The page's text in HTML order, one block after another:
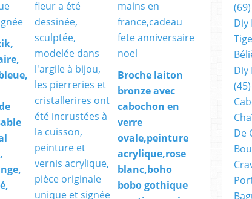
Broche laiton
bronze avec
cabochon en
verre
ovale,peinture
acrylique,rose
blanc,boho
bobo gothique
(69)
Diy
Diy
(45)
De